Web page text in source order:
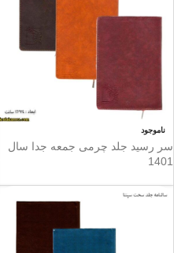
ناموجود
سر رسید جلد چرمی جمعه جدا سال
1401